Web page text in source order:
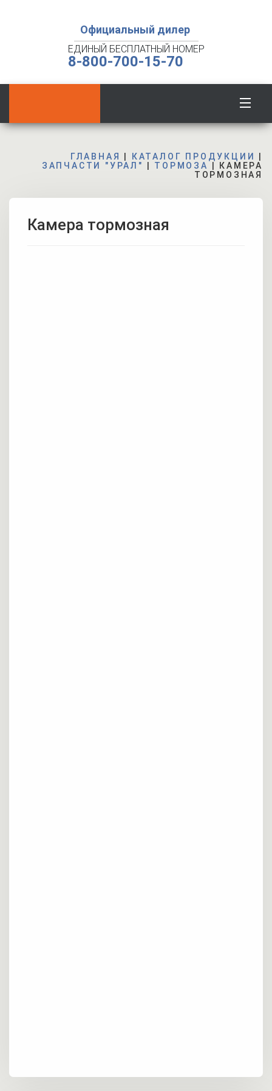
Официальный дилер
ЕДИНЫЙ БЕСПЛАТНЫЙ НОМЕР
8-800-700-15-70
ГЛАВНАЯ КАТАЛОГ ПРОДУКЦИИ
ЗАПЧАСТИ "УРАЛ"
ТОРМОЗА
КАМЕРА
ТОРМОЗНАЯ
Камера тормозная